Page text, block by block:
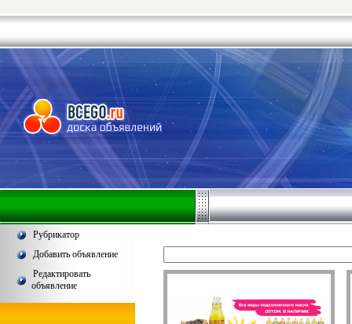
Рубрикатор
Добавить объявление
Редактировать
объявление